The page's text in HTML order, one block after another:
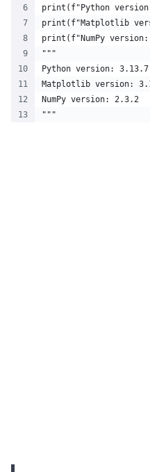
print(f"Python
print(f"Matplotlib
print(f"NumPy
"""
Python version: 3.13.7
Matplotlib version:
NumPy version: 2.3.2
"""